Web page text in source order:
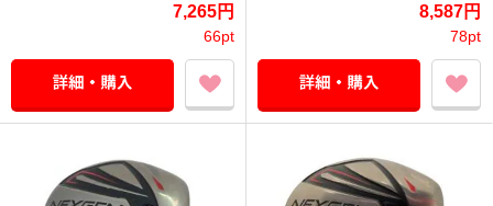
7,265円
66pt
8,587円
78pt